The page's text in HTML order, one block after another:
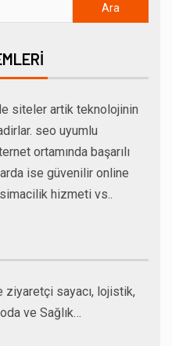
siteler artik teknolojinin
seo uyumlu
ortamında başarılı
ise güvenilir online
hizmeti vs..
sayacı, lojistik,
ve Sağlık…